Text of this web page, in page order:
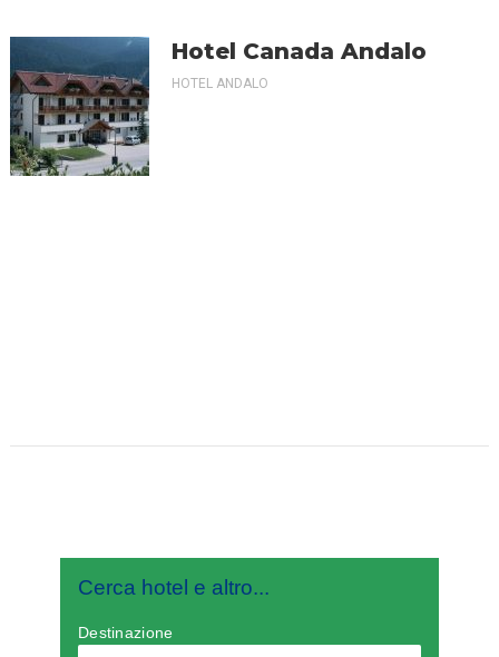
Hotel Canada Andalo
HOTEL ANDALO
Cerca hotel e altro...
Destinazione